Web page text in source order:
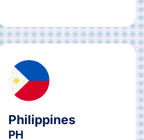
Philippines
PH